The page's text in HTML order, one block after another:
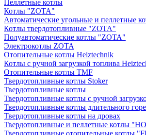
Пеллетные котлы
Котлы "ZOTA"
Автоматические угольные и пеллетные
Котлы твердотопливные "ZOTA"
Полуавтоматические котлы "ZOTA"
Электрокотлы ZOTA
Отопительные котлы Heiztechnik
Котлы с ручной загрузкой топлива
Отопительные котлы TMF
Твердотопливные котлы Stoker
Твердотопливные котлы
Твердотопливные котлы с ручной
Твердотопливные котлы длительного
Твердотопливные котлы на дровах
Твердотопливные и пеллетные котлы
Твердотопливные отопительные котлы